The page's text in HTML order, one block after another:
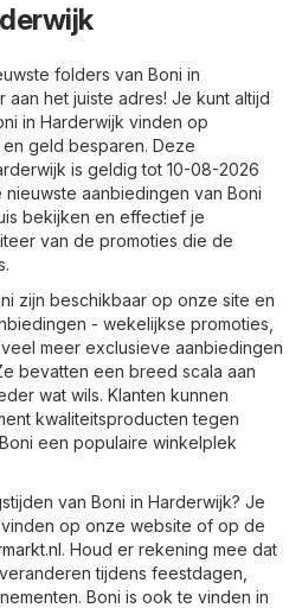
folders van Boni in
aan het juiste adres! Je kunt altijd
in Harderwijk vinden op
en geld besparen. Deze
is geldig tot 10-08-2026
aanbiedingen van Boni
bekijken en effectief je
van de promoties die de
zijn beschikbaar op onze site en
- wekelijkse promoties,
meer exclusieve aanbiedingen
bevatten een breed scala aan
wat wils. Klanten kunnen
kwaliteitsproducten tegen
een populaire winkelplek
van Boni in Harderwijk? Je
op onze website of op de
. Houd er rekening mee dat
tijdens feestdagen,
Boni is ook te vinden in